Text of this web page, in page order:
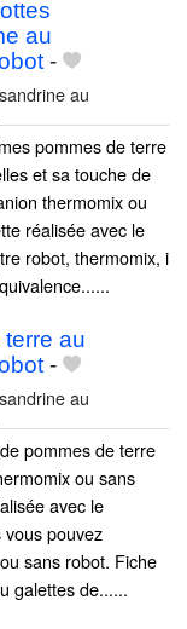
au
-
au
pommes de terre
et sa touche de
thermomix ou
réalisée avec le
robot, thermomix, i
au
-
au
pommes de terre
ou sans
avec le
pouvez
sans robot. Fiche
galettes de......